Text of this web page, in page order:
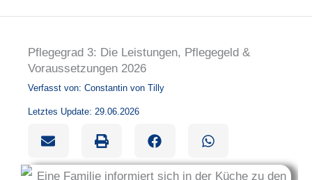
Pflegegrad 3: Die Leistungen, Pflegegeld &
Voraussetzungen 2026
Verfasst von: Constantin von Tilly
Letztes Update: 29.06.2026